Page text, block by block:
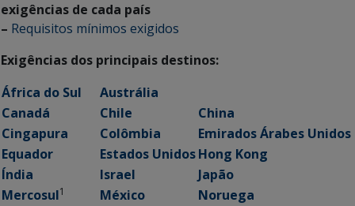
exigências de cada país
– Requisitos mínimos exigidos
Exigências dos principais destinos:
África do Sul
Austrália
Canadá
Chile
China
Cingapura
Colômbia
Emirados Árabes Unidos
Equador
Estados UnidosHong Kong
Índia
Israel
Japão
Mercosul1 México
Noruega